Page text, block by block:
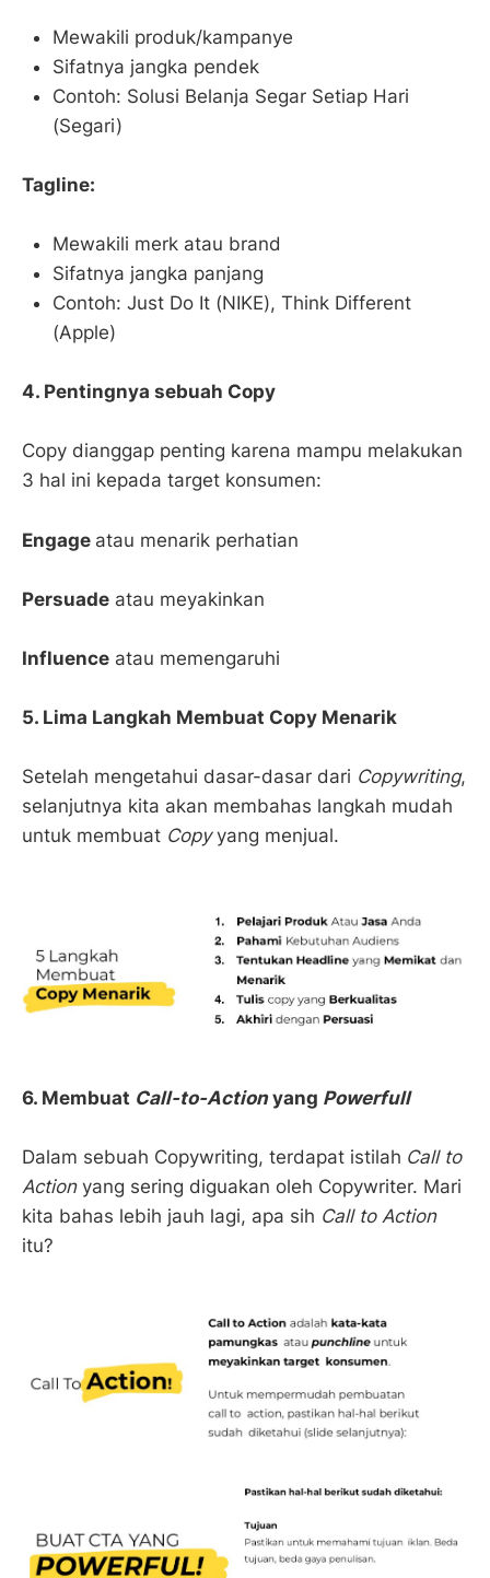
Mewakili produk/kampanye
Sifatnya jangka pendek
Contoh: Solusi Belanja Segar Setiap Hari
(Segari)
Tagline:
Mewakili merk atau brand
Sifatnya jangka panjang
Contoh: Just Do It (NIKE), Think Different
(Apple)
4. Pentingnya sebuah Copy
Copy dianggap penting karena mampu melakukan
3 hal ini kepada target konsumen:
Engage atau menarik perhatian
Persuade atau meyakinkan
Influence atau memengaruhi
5. Lima Langkah Membuat Copy Menarik
Setelah mengetahui dasar-dasar dari Copywriting,
selanjutnya kita akan membahas langkah mudah
untuk membuat Copyyang menjual.
6. Membuat Call-to-Actionyang Powerfull
Dalam sebuah Copywriting, terdapat istilah Call to
Actionyang sering diguakan oleh Copywriter. Mari
kita bahas lebih jauh lagi, apa sih Call to Action
itu?